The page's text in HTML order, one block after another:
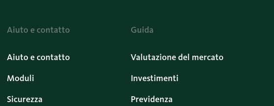
Aiuto e contatto
Aiuto e contatto
Moduli
Sicurezza
Guida
Valutazione del mercato
Investimenti
Previdenza